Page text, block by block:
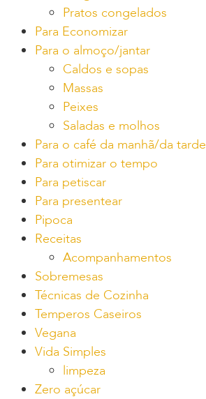
Pratos congelados
Para Economizar
Para o almoço/jantar
Caldos e sopas
Massas
Peixes
Saladas e molhos
Para o café da manhã/da tarde
Para otimizar o tempo
Para petiscar
Para presentear
Pipoca
Receitas
Acompanhamentos
Sobremesas
Técnicas de Cozinha
Temperos Caseiros
Vegana
Vida Simples
limpeza
Zero açúcar